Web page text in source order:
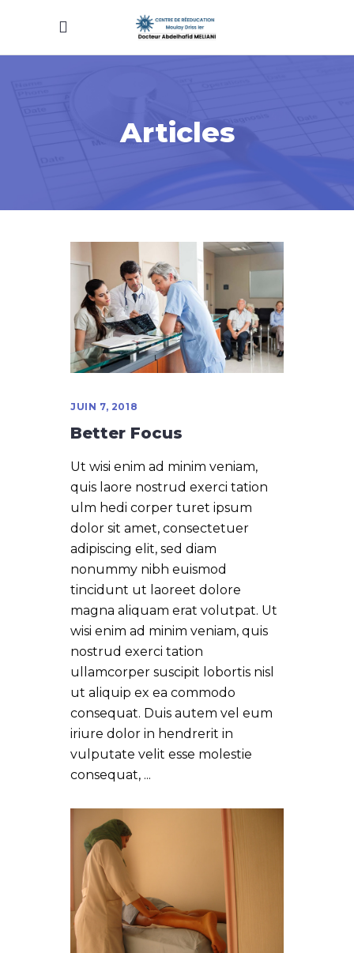
Articles
JUIN 7, 2018
Better Focus
Ut wisi enim ad minim veniam,
quis laore nostrud exerci tation
ulm hedi corper turet ipsum
dolor sit amet, consectetuer
adipiscing elit, sed diam
nonummy nibh euismod
tincidunt ut laoreet dolore
magna aliquam erat volutpat. Ut
wisi enim ad minim veniam, quis
nostrud exerci tation
ullamcorper suscipit lobortis nisl
ut aliquip ex ea commodo
consequat. Duis autem vel eum
iriure dolor in hendrerit in
vulputate velit esse molestie
consequat,